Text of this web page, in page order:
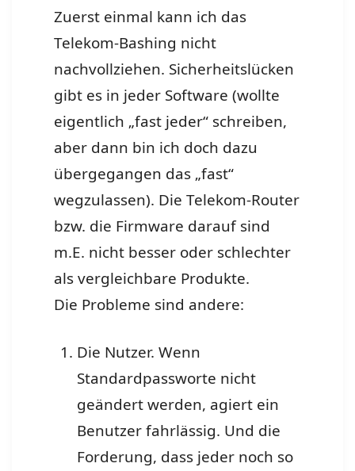
Zuerst einmal kann ich das
Telekom-Bashing nicht
nachvollziehen. Sicherheitslücken
gibt es in jeder Software (wollte
eigentlich „fast jeder“ schreiben,
aber dann bin ich doch dazu
übergegangen das „fast“
wegzulassen). Die Telekom-Router
bzw. die Firmware darauf sind
m.E. nicht besser oder schlechter
als vergleichbare Produkte.
Die Probleme sind andere:
Die Nutzer. Wenn
Standardpassworte nicht
geändert werden, agiert ein
Benutzer fahrlässig. Und die
Forderung, dass jeder noch so